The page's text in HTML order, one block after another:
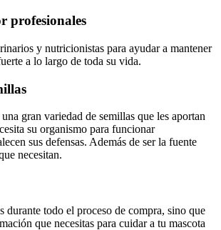
profesionales
y nutricionistas para ayudar a mantener
a lo largo de toda su vida.
gran variedad de semillas que les aportan
su organismo para funcionar
sus defensas. Además de ser la fuente
necesitan.
durante todo el proceso de compra, sino que
que necesitas para cuidar a tu mascota